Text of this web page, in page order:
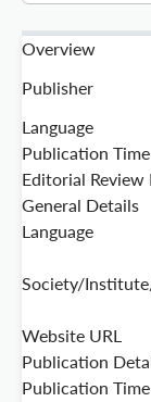
Overview
Publisher
Language
Publication Time
Editorial Review
General Details
Language
Society/
Website URL
Publication
Publication Time